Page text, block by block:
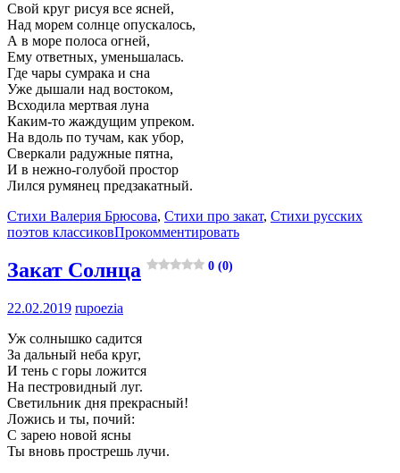
Свой круг рисуя все ясней,
Над морем солнце опускалось,
А в море полоса огней,
Ему ответных, уменьшалась.
Где чары сумрака и сна
Уже дышали над востоком,
Всходила мертвая луна
Каким-то жаждущим упреком.
На вдоль по тучам, как убор,
Сверкали радужные пятна,
И в нежно-голубой простор
Лился румянец предзакатный.
Стихи Валерия Брюсова, Стихи про закат, Стихи русских
поэтов классиковПрокомментировать
Закат Солнца 0 (0)
22.02.2019 rupoezia
Уж солнышко садится
За дальный неба круг,
И тень с горы ложится
На пестровидный луг.
Светильник дня прекрасный!
Ложись и ты, почий:
С зарею новой ясны
Ты вновь прострешь лучи.